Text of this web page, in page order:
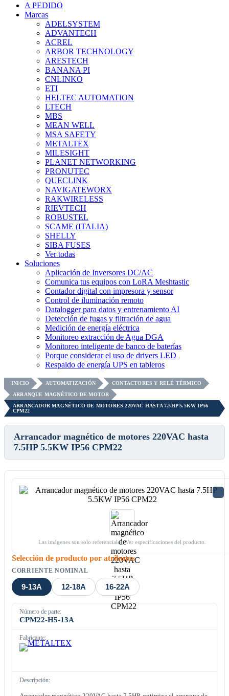
A PEDIDO
Marcas
ADELSYSTEM
ADVANTECH
ACREL
ARBOR TECHNOLOGY
ARESTECH
BANANA PI
CNLINKO
ETI
HELTEC AUTOMATION
LTECH
MBS
MEAN WELL
MSA SAFETY
METALTEX
MILESIGHT
PLANET NETWORKING
PRONUTEC
QUECLINK
NAVIGATEWORX
RAKWIRELESS
RIEVTECH
ROBUSTEL
SCAME (ITALIA)
SHELLY
SIBA FUSES
Ver todas
Soluciones
Aplicación de Inversores DC/AC
Comunica tus equipos con LoRA Meshtastic
Contador digital con impresora y sensor
Control de iluminación remoto
Datalogger para datos y entrenamiento AI
Detección de fugas y filtración de agua
Medición de energía eléctrica
Monitoreo extracción de Agua DGA
Monitoreo inteligente de banco de baterías
Porque considerar el uso de drivers LED
Respaldo de energía UPS en tableros
INICIO AUTOMATIZACIÓN
CONTACTORES Y RELÉ TÉRMICO
ARRANQUE MAGNÉTICO DE MOTOR
ARRANCADOR MAGNÉTICO DE MOTORES 220VAC HASTA 7.5HP 5.5KW IP56
CPM22
Arrancador magnético de motores 220VAC hasta
7.5HP 5.5KW IP56 CPM22
Las imágenes son solo referenciales. Ver especificaciones del producto.
Selección de producto por atributos
CORRIENTE NOMINAL
9-13A 12-18A 16-22A
Número de parte:
CPM22-H5-13A
Fabricante:
Descripción: